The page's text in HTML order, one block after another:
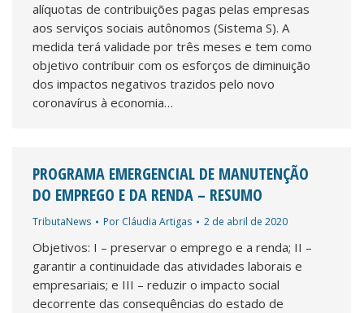
alíquotas de contribuições pagas pelas empresas
aos serviços sociais autônomos (Sistema S). A
medida terá validade por três meses e tem como
objetivo contribuir com os esforços de diminuição
dos impactos negativos trazidos pelo novo
coronavírus à economia…
PROGRAMA EMERGENCIAL DE MANUTENÇÃO
DO EMPREGO E DA RENDA – RESUMO
TributaNews Por Cláudia Artigas 2 de abril de 2020
Objetivos: I – preservar o emprego e a renda; II –
garantir a continuidade das atividades laborais e
empresariais; e III – reduzir o impacto social
decorrente das consequências do estado de